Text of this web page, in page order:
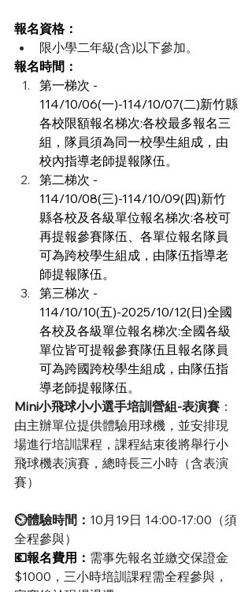
報名資格：
限小學二年級(含)以下參加。
報名時間：
第一梯次 -
114/10/06(一)-114/10/07(二)新竹縣
各校限額報名梯次:各校最多報名三
組，隊員須為同一校學生組成，由
校內指導老師提報隊伍。
第二梯次 -
114/10/08(三)-114/10/09(四)新竹
縣各校及各級單位報名梯次:各校可
再提報參賽隊伍、各單位報名隊員
可為跨校學生組成，由隊伍指導老
師提報隊伍。
第三梯次 -
114/10/10(五)-2025/10/12(日)全國
各校及各級單位報名梯次:全國各級
單位皆可提報參賽隊伍且報名隊員
可為跨國跨校學生組成，由隊伍指
導老師提報隊伍。
Mini小飛球小小選手培訓營組-表演賽 ：
由主辦單位提供體驗用球機，並安排現
場進行培訓課程，課程結束後將舉行小
飛球機表演賽，總時長三小時（含表演
賽）
⏲體驗時間： 10月19日 14:00-17:00（須
全程參與）
💶報名費用： 需事先報名並繳交保證金
$1000，三小時培訓課程需全程參與，